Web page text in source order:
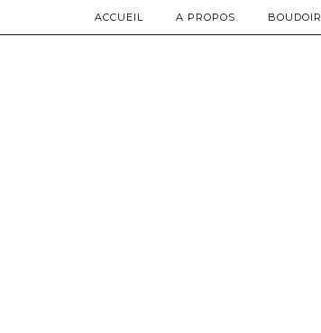
ACCUEIL A PROPOS BOUDOIR